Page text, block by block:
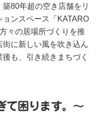
80年超の空き店舗をリ
ョンスペース「KATARO
々の居場所づくりを推
に新しい風を吹き込ん
も、引き続きまちづく
て困ります。～